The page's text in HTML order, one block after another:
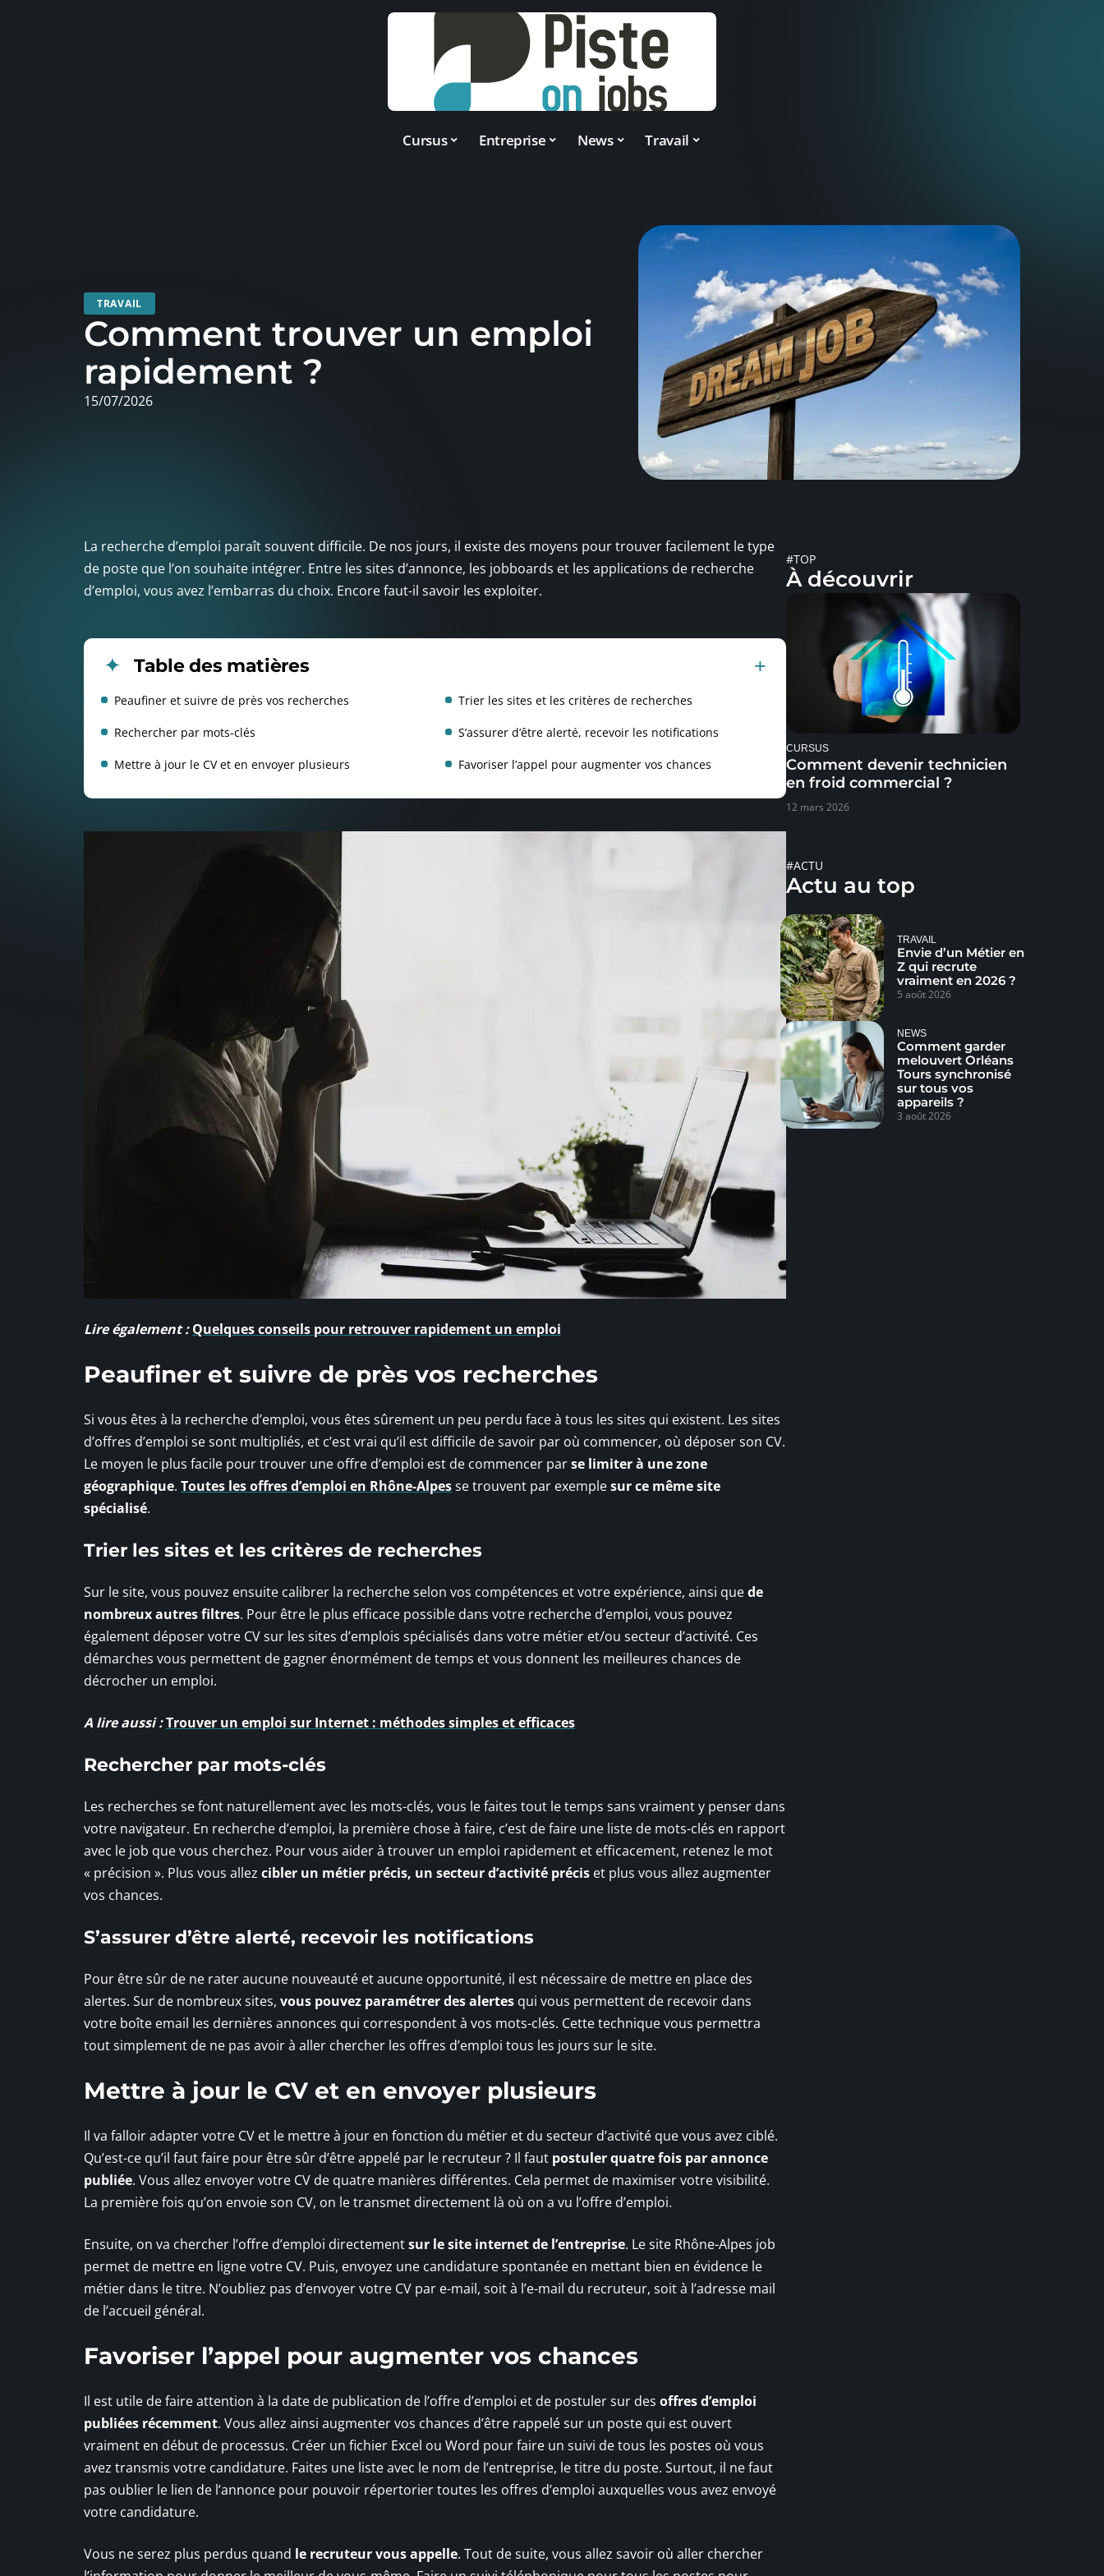
Cursus Entreprise News Travail
TRAVAIL
Comment trouver un emploi
rapidement ?
15/07/2026
La recherche d’emploi paraît souvent difficile. De nos jours, il existe des moyens pour trouver facilement le type
de poste que l’on souhaite intégrer. Entre les sites d’annonce, les jobboards et les applications de recherche
d’emploi, vous avez l’embarras du choix. Encore faut-il savoir les exploiter.
Table des matières
Peaufiner et suivre de près vos recherches Trier les sites et les critères de recherches
Rechercher par mots-clés S’assurer d’être alerté, recevoir les notifications
Mettre à jour le CV et en envoyer plusieurs Favoriser l’appel pour augmenter vos chances
Lire également : Quelques conseils pour retrouver rapidement un emploi
Peaufiner et suivre de près vos recherches
Si vous êtes à la recherche d’emploi, vous êtes sûrement un peu perdu face à tous les sites qui existent. Les sites
d’offres d’emploi se sont multipliés, et c’est vrai qu’il est difficile de savoir par où commencer, où déposer son CV.
Le moyen le plus facile pour trouver une offre d’emploi est de commencer parse limiter à une zone
géographique. Toutes les offres d’emploi en Rhône-Alpesse trouvent par exemplesur ce même site
spécialisé.
Trier les sites et les critères de recherches
Sur le site, vous pouvez ensuite calibrer la recherche selon vos compétences et votre expérience, ainsi quede
nombreux autres filtres. Pour être le plus efficace possible dans votre recherche d’emploi, vous pouvez
également déposer votre CV sur les sites d’emplois spécialisés dans votre métier et/ou secteur d’activité. Ces
démarches vous permettent de gagner énormément de temps et vous donnent les meilleures chances de
décrocher un emploi.
A lire aussi :Trouver un emploi sur Internet : méthodes simples et efficaces
Rechercher par mots-clés
Les recherches se font naturellement avec les mots-clés, vous le faites tout le temps sans vraiment y penser dans
votre navigateur. En recherche d’emploi, la première chose à faire, c’est de faire une liste de mots-clés en rapport
avec le job que vous cherchez. Pour vous aider à trouver un emploi rapidement et efficacement, retenez le mot
« précision ». Plus vous allez cibler un métier précis, un secteur d’activité précis et plus vous allez augmenter
vos chances.
S’assurer d’être alerté, recevoir les notifications
Pour être sûr de ne rater aucune nouveauté et aucune opportunité, il est nécessaire de mettre en place des
alertes. Sur de nombreux sites, vous pouvez paramétrer des alertes qui vous permettent de recevoir dans
votre boîte email les dernières annonces qui correspondent à vos mots-clés. Cette technique vous permettra
tout simplement de ne pas avoir à aller chercher les offres d’emploi tous les jours sur le site.
Mettre à jour le CV et en envoyer plusieurs
Il va falloir adapter votre CV et le mettre à jour en fonction du métier et du secteur d’activité que vous avez ciblé.
Qu’est-ce qu’il faut faire pour être sûr d’être appelé par le recruteur ? Il faut postuler quatre fois par annonce
publiée. Vous allez envoyer votre CV de quatre manières différentes. Cela permet de maximiser votre visibilité.
La première fois qu’on envoie son CV, on le transmet directement là où on a vu l’offre d’emploi.
Ensuite, on va chercher l’offre d’emploi directementsur le site internet de l’entreprise. Le site Rhône-Alpes job
permet de mettre en ligne votre CV. Puis, envoyez une candidature spontanée en mettant bien en évidence le
métier dans le titre. N’oubliez pas d’envoyer votre CV par e-mail, soit à l’e-mail du recruteur, soit à l’adresse mail
de l’accueil général.
Favoriser l’appel pour augmenter vos chances
Il est utile de faire attention à la date de publication de l’offre d’emploi et de postuler sur des offres d’emploi
publiées récemment. Vous allez ainsi augmenter vos chances d’être rappelé sur un poste qui est ouvert
vraiment en début de processus. Créer un fichier Excel ou Word pour faire un suivi de tous les postes où vous
avez transmis votre candidature. Faites une liste avec le nom de l’entreprise, le titre du poste. Surtout, il ne faut
pas oublier le lien de l’annonce pour pouvoir répertorier toutes les offres d’emploi auxquelles vous avez envoyé
votre candidature.
Vous ne serez plus perdus quand le recruteur vous appelle. Tout de suite, vous allez savoir où aller chercher
#TOP
À découvrir
CURSUS
Comment devenir technicien
en froid commercial ?
12 mars 2026
#ACTU
Actu au top
TRAVAIL
Envie d’un Métier en
Z qui recrute
vraiment en 2026 ?
5 août 2026
NEWS
Comment garder
melouvert Orléans
Tours synchronisé
sur tous vos
appareils ?
3 août 2026